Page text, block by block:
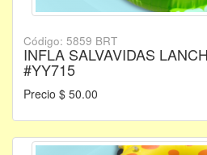
Código: 5859 BRT
INFLA SALVAVIDAS
#YY715
Precio $ 50.00